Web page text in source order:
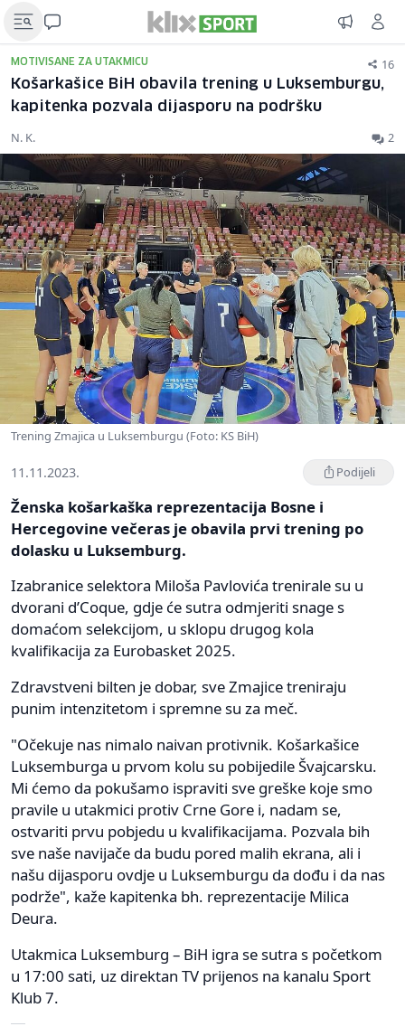
MOTIVISANE ZA UTAKMICU 16
Košarkašice BiH obavila trening u Luksemburgu,
kapitenka pozvala dijasporu na podršku
N. K. 2
Trening Zmajica u Luksemburgu (Foto: KS BiH)
11.11.2023. Podijeli
Ženska košarkaška reprezentacija Bosne i
Hercegovine večeras je obavila prvi trening po
dolasku u Luksemburg.
Izabranice selektora Miloša Pavlovića trenirale su u
dvorani d’Coque, gdje će sutra odmjeriti snage s
domaćom selekcijom, u sklopu drugog kola
kvalifikacija za Eurobasket 2025.
Zdravstveni bilten je dobar, sve Zmajice treniraju
punim intenzitetom i spremne su za meč.
"Očekuje nas nimalo naivan protivnik. Košarkašice
Luksemburga u prvom kolu su pobijedile Švajcarsku.
Mi ćemo da pokušamo ispraviti sve greške koje smo
pravile u utakmici protiv Crne Gore i, nadam se,
ostvariti prvu pobjedu u kvalifikacijama. Pozvala bih
sve naše navijače da budu pored malih ekrana, ali i
našu dijasporu ovdje u Luksemburgu da dođu i da nas
podrže", kaže kapitenka bh. reprezentacije Milica
Deura.
Utakmica Luksemburg – BiH igra se sutra s početkom
u 17:00 sati, uz direktan TV prijenos na kanalu Sport
Klub 7.